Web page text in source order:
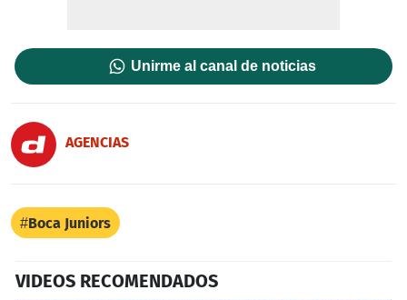
Unirme al canal de noticias
AGENCIAS
Boca Juniors
VIDEOS RECOMENDADOS